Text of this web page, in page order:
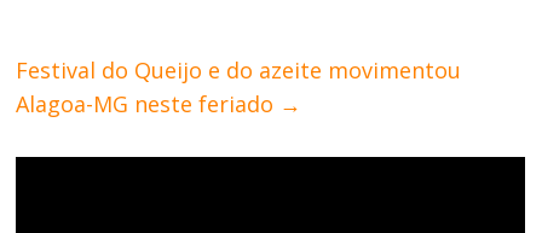
Festival do Queijo e do azeite movimentou
Alagoa-MG neste feriado →